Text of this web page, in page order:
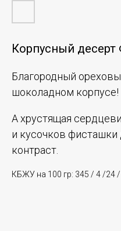
Корпусный
Благородный
шоколадном корпусе!
А хрустящая
и кусочков фисташки
контраст.
КБЖУ на 100 гр: 345 / 4 /24 /